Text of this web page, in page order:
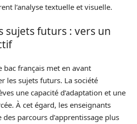
l’analyse textuelle et visuelle.
sujets futurs : vers un
français met en avant
les sujets futurs. La société
une capacité d’adaptation et une
À cet égard, les enseignants
parcours d’apprentissage plus